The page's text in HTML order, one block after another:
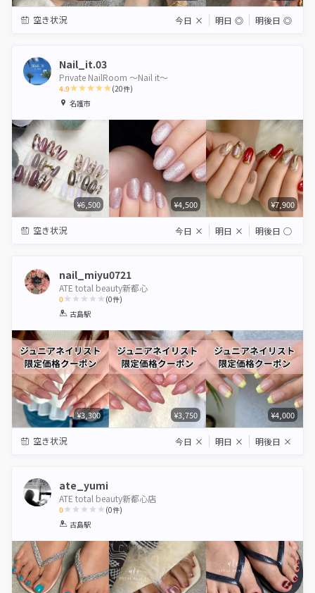
空き状況 今日 × 明日 ◎ 明後日 ◎
Nail_it.03
Private NailRoom 〜Nail it〜
4.9
1 2 3
(20件)
名護市
¥6,500 ¥4,500 ¥7,900
空き状況 今日 × 明日 × 明後日 ◯
nail_miyu0721
ATE total beauty新都心
0
1 2 3 4
(0件)
古島駅
¥3,300 ¥3,750 ¥4,000
空き状況 今日 × 明日 × 明後日 ×
ate_yumi
ATE total beauty新都心店
0
1 2 3 4
(0件)
古島駅